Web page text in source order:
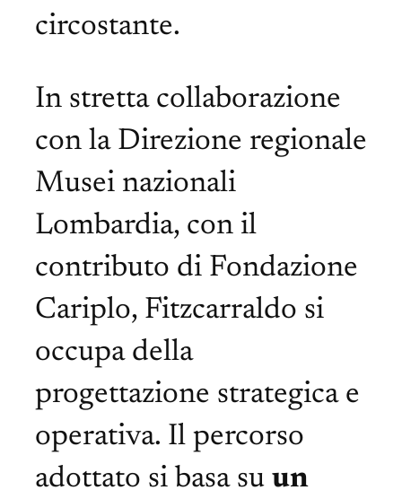
circostante.
In stretta collaborazione
con la Direzione regionale
Musei nazionali
Lombardia, con il
contributo di Fondazione
Cariplo, Fitzcarraldo si
occupa della
progettazione strategica e
operativa. Il percorso
adottato si basa suun